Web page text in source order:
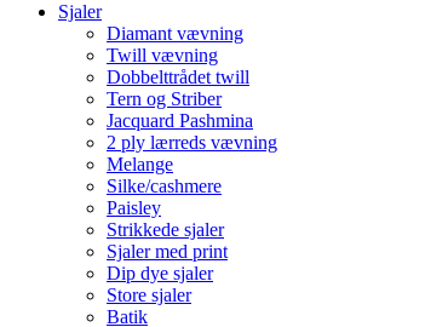
Sjaler
Diamant vævning
Twill vævning
Dobbelttrådet twill
Tern og Striber
Jacquard Pashmina
2 ply lærreds vævning
Melange
Silke/cashmere
Paisley
Strikkede sjaler
Sjaler med print
Dip dye sjaler
Store sjaler
Batik